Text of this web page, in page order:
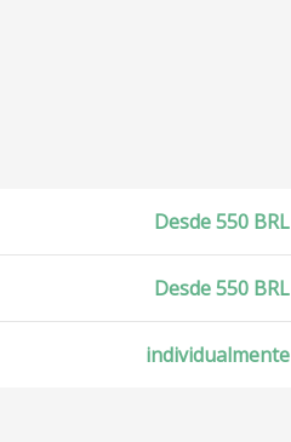
Desde 550 BRL
Desde 550 BRL
individualmente